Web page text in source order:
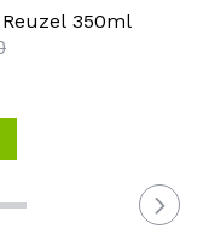
350ml